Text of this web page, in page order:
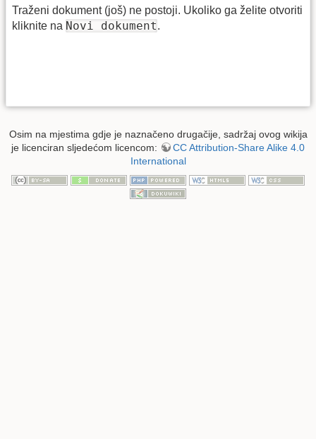
Traženi dokument (još) ne postoji. Ukoliko ga želite otvoriti
kliknite na Novi dokument.
Osim na mjestima gdje je naznačeno drugačije, sadržaj ovog wikija
je licenciran sljedećom licencom:
CC Attribution-Share Alike 4.0
International